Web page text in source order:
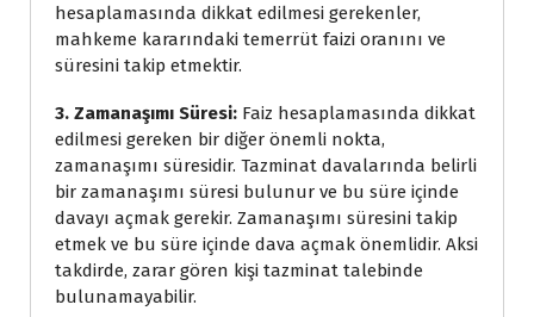
hesaplamasında dikkat edilmesi gerekenler,
mahkeme kararındaki temerrüt faizi oranını ve
süresini takip etmektir.
3. Zamanaşımı Süresi: Faiz hesaplamasında dikkat
edilmesi gereken bir diğer önemli nokta,
zamanaşımı süresidir. Tazminat davalarında belirli
bir zamanaşımı süresi bulunur ve bu süre içinde
davayı açmak gerekir. Zamanaşımı süresini takip
etmek ve bu süre içinde dava açmak önemlidir. Aksi
takdirde, zarar gören kişi tazminat talebinde
bulunamayabilir.